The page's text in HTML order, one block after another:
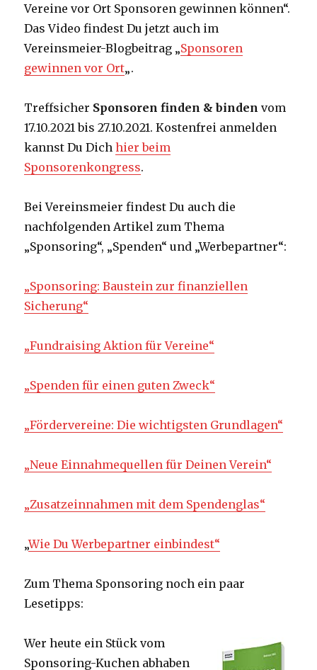
Vereine vor Ort Sponsoren gewinnen können“.
Das Video findest Du jetzt auch im
Vereinsmeier-Blogbeitrag „Sponsoren
gewinnen vor Ort„.
Treffsicher Sponsoren finden & binden vom
17.10.2021 bis 27.10.2021. Kostenfrei anmelden
kannst Du Dichhier beim
Sponsorenkongress.
Bei Vereinsmeier findest Du auch die
nachfolgenden Artikel zum Thema
„Sponsoring“, „Spenden“ und „Werbepartner“:
„Sponsoring: Baustein zur finanziellen
Sicherung“
„Fundraising Aktion für Vereine“
„Spenden für einen guten Zweck“
„Fördervereine: Die wichtigsten Grundlagen“
„Neue Einnahmequellen für Deinen Verein“
„Zusatzeinnahmen mit dem Spendenglas“
„Wie Du Werbepartner einbindest“
Zum Thema Sponsoring noch ein paar
Lesetipps:
Wer heute ein Stück vom
Sponsoring-Kuchen abhaben